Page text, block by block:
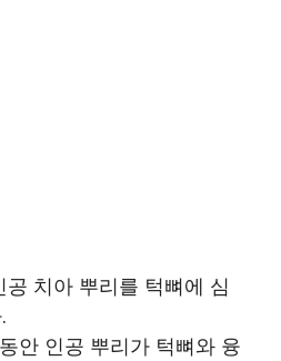
공 치아 뿌리를 턱뼈에 심
안 인공 뿌리가 턱뼈와 융